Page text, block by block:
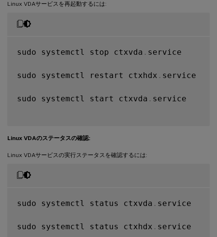
Linux VDAサービスを再起動するには:
sudo systemctl stop ctxvda . service
sudo systemctl restart ctxhdx . service
sudo systemctl start ctxvda . service
Linux VDAのステータスの確認:
Linux VDAサービスの実行ステータスを確認するには:
sudo systemctl status ctxvda . service
sudo systemctl status ctxhdx . service